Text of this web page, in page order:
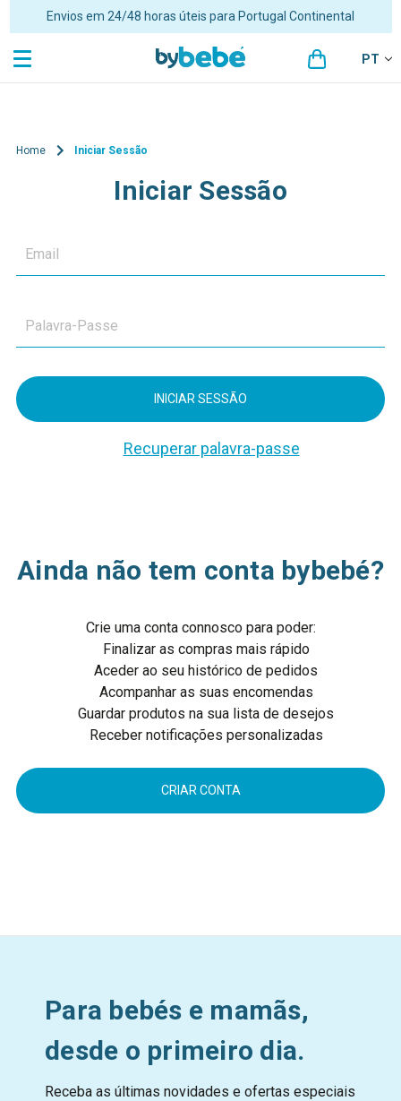
Envios em 24/48 horas úteis para Portugal Continental
PT
Home Iniciar Sessão
Iniciar Sessão
Recuperar palavra-passe
Ainda não tem conta bybebé?
Crie uma conta connosco para poder:
Finalizar as compras mais rápido
Aceder ao seu histórico de pedidos
Acompanhar as suas encomendas
Guardar produtos na sua lista de desejos
Receber notificações personalizadas
CRIAR CONTA
Para bebés e mamãs,
desde o primeiro dia.
Receba as últimas novidades e ofertas especiais